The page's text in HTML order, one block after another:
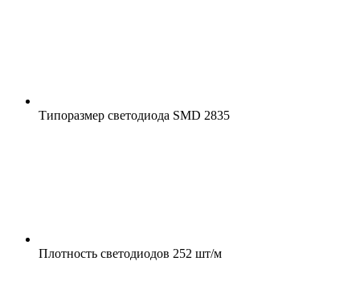
Типоразмер светодиода SMD 2835
Плотность светодиодов 252 шт/м